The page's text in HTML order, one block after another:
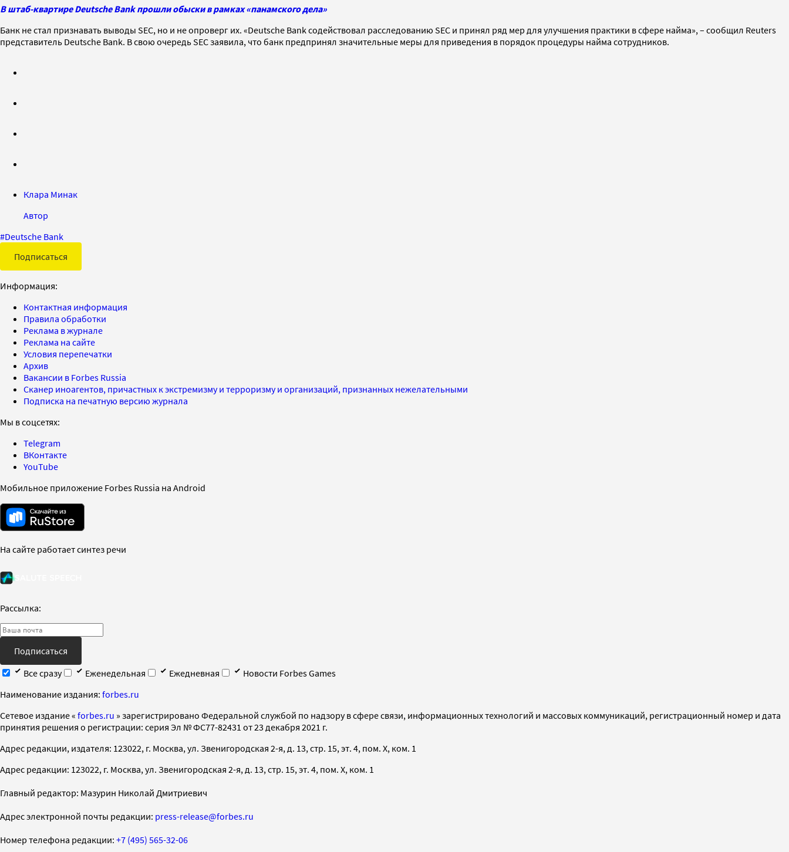
В штаб-квартире Deutsche Bank прошли обыски в рамках «панамского дела»
Банк не стал признавать выводы SEC, но и не опроверг их. «Deutsche Bank содействовал расследованию SEC и принял ряд мер для улучшения практики в сфере найма», – сообщил Reuters
представитель Deutsche Bank. В свою очередь SEC заявила, что банк предпринял значительные меры для приведения в порядок процедуры найма сотрудников.
Клара Минак
Автор
#Deutsche Bank
Подписаться
Информация:
Контактная информация
Правила обработки
Реклама в журнале
Реклама на сайте
Условия перепечатки
Архив
Вакансии в Forbes Russia
Сканер иноагентов, причастных к экстремизму и терроризму и организаций, признанных нежелательными
Подписка на печатную версию журнала
Мы в соцсетях:
Telegram
ВКонтакте
YouTube
Мобильное приложение Forbes Russia на Android
На сайте работает синтез речи
Рассылка:
Подписаться
Все сразу
Еженедельная Ежедневная
Новости Forbes Games
Наименование издания: forbes.ru
Cетевое издание « forbes.ru » зарегистрировано Федеральной службой по надзору в сфере связи, информационных технологий и массовых коммуникаций, регистрационный номер и дата
принятия решения о регистрации: серия Эл № ФС77-82431 от 23 декабря 2021 г.
Адрес редакции, издателя: 123022, г. Москва, ул. Звенигородская 2-я, д. 13, стр. 15, эт. 4, пом. X, ком. 1
Адрес редакции: 123022, г. Москва, ул. Звенигородская 2-я, д. 13, стр. 15, эт. 4, пом. X, ком. 1
Главный редактор: Мазурин Николай Дмитриевич
Адрес электронной почты редакции: press-release@forbes.ru
Номер телефона редакции: +7 (495) 565-32-06